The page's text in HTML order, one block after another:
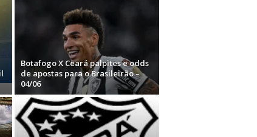
Botafogo X Ceará palpites e odds
de apostas para o Brasileirão –
04/06